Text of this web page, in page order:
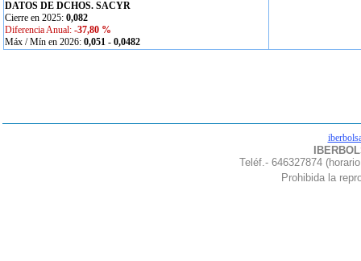
DATOS DE DCHOS. SACYR
Cierre en 2025: 0,082
Diferencia Anual: -37,80 %
Máx / Mín en 2026: 0,051 - 0,0482
Teléf.- 646327874
Prohibida la